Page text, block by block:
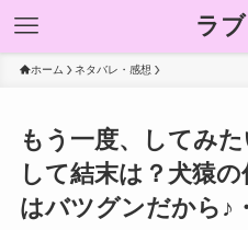
ラ
ホーム ネタバレ・感想
もう一度、してみ
して結末は？犬猿
はバツグンだから♪